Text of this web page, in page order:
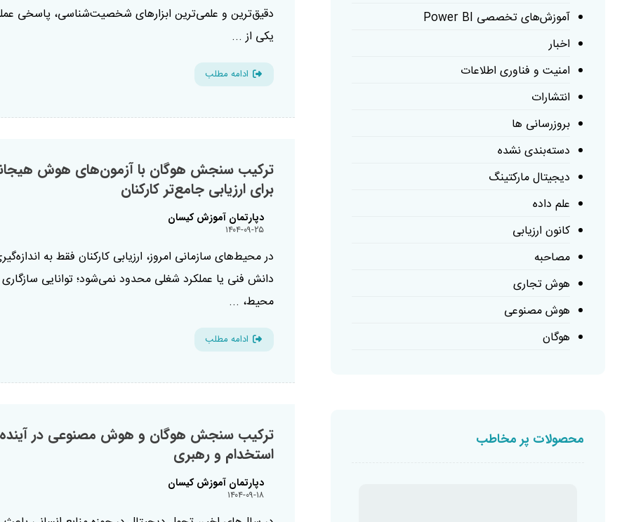
دقیق‌ترین و علمی‌ترین ابزارهای شخصیت‌شناسی، پاسخی
یکی از ...
ادامه مطلب
ترکیب سنجش هوگان با آزمون‌های هوش
برای ارزیابی جامع‌تر کارکنان
دپارتمان آموزش کیسان
۱۴۰۴-۰۹-۲۵
در محیط‌های سازمانی امروز، ارزیابی کارکنان فقط به
دانش فنی یا عملکرد شغلی محدود نمی‌شود؛ توانایی سازگاری
محیط، ...
ادامه مطلب
ترکیب سنجش هوگان و هوش مصنوعی در
استخدام و رهبری
دپارتمان آموزش کیسان
۱۴۰۴-۰۹-۱۸
آموزش‌های تخصصی Power BI
اخبار
امنیت و فناوری اطلاعات
انتشارات
بروزرسانی ها
دسته‌بندی نشده
دیجیتال مارکتینگ
علم داده
کانون ارزیابی
مصاحبه
هوش تجاری
هوش مصنوعی
هوگان
محصولات پر مخاطب